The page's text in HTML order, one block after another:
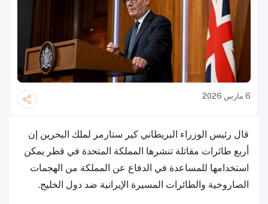
6 مارس 2026
قال رئيس الوزراء البريطاني كير ستارمر لملك البحرين إن
أربع طائرات مقاتلة تنشرها المملكة المتحدة في قطر يمكن
استخدامها للمساعدة في الدفاع عن ​المملكة من ​الهجمات
الصاروخية والطائرات المسيرة الإيرانية ضد ​دول الخليج.